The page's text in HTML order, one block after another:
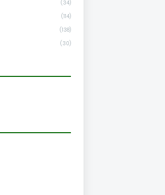
(34)
(114)
(138)
(30)